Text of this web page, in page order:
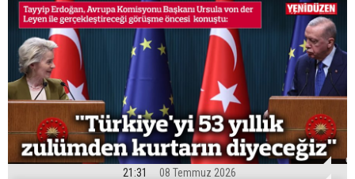
21:31 08 Temmuz 2026